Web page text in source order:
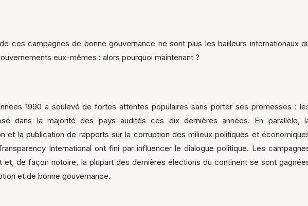
ces campagnes de bonne gouvernance ne sont plus les bailleurs internationaux
eux-mêmes : alors pourquoi maintenant ?
1990 a soulevé de fortes attentes populaires sans porter ses promesses :
dans la majorité des pays audités ces dix dernières années. En parallèle,
et la publication de rapports sur la corruption des milieux politiques et
International ont fini par influencer le dialogue politique. Les
de façon notoire, la plupart des dernières élections du continent se sont
et de bonne gouvernance.